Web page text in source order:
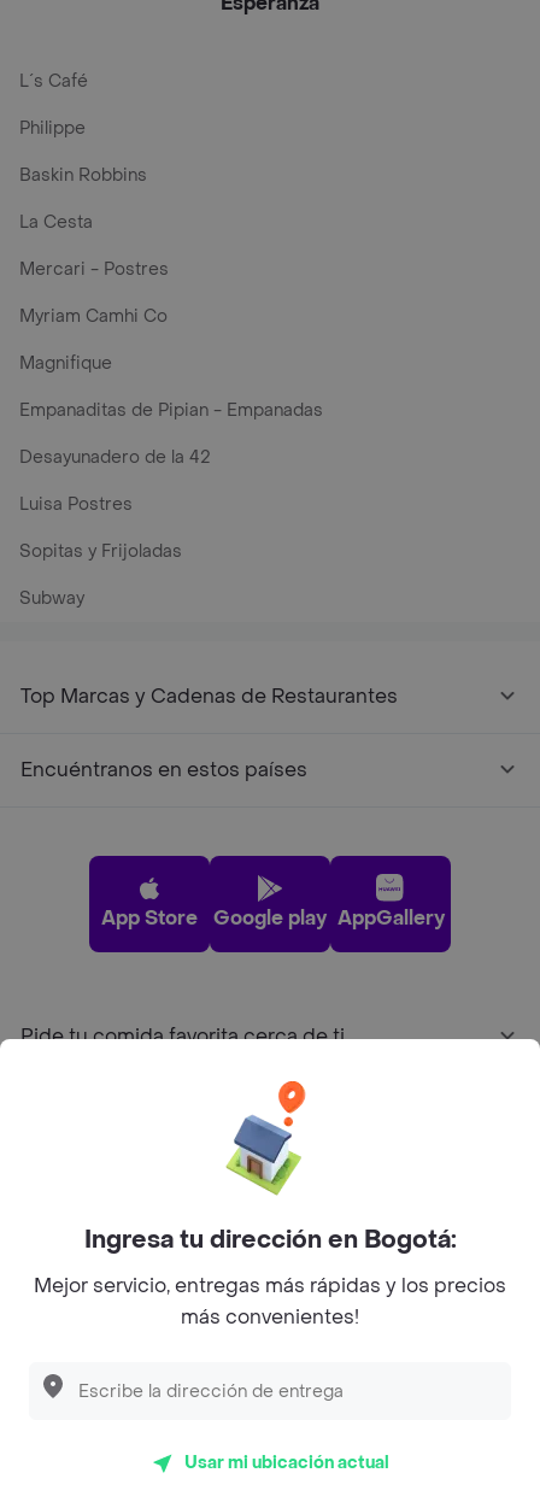
L´s Café
Philippe
Baskin Robbins
La Cesta
Mercari - Postres
Myriam Camhi Co
Magnifique
Empanaditas de Pipian - Empanadas
Desayunadero de la 42
Luisa Postres
Sopitas y Frijoladas
Subway
Top Marcas y Cadenas de Restaurantes
Encuéntranos en estos países
App Store Google play AppGallery
Pide tu comida favorita cerca de ti
Sobre Rappi
Facebook
Twitter
Instagram
©2026Rappi Inc. All rights reserved.
Ingresa tu dirección en Bogotá:
Mejor servicio, entregas más rápidas y los precios
más convenientes!
Usar mi ubicación actual